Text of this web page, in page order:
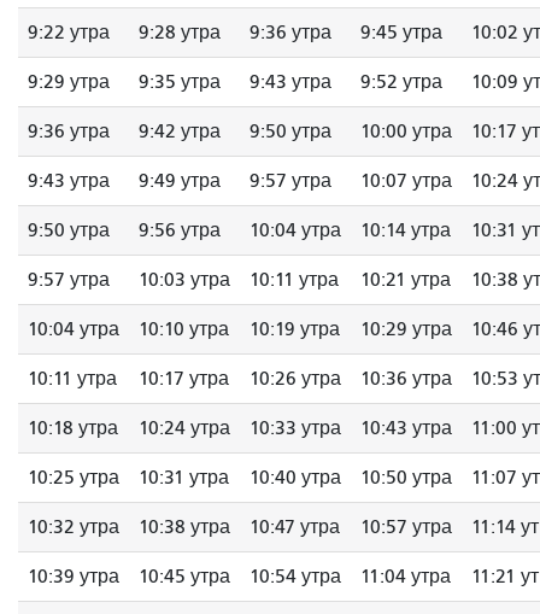
9:22 утра 9:28 утра 9:36 утра 9:45 утра 10:02
9:29 утра 9:35 утра 9:43 утра 9:52 утра 10:09
9:36 утра 9:42 утра 9:50 утра 10:00 утра 10:17
9:43 утра 9:49 утра 9:57 утра 10:07 утра 10:24
9:50 утра 9:56 утра 10:04 утра 10:14 утра 10:31
9:57 утра 10:03 утра 10:11 утра 10:21 утра 10:38
10:04 утра 10:10 утра 10:19 утра 10:29 утра 10:46
10:11 утра 10:17 утра 10:26 утра 10:36 утра 10:53
10:18 утра 10:24 утра 10:33 утра 10:43 утра 11:00
10:25 утра 10:31 утра 10:40 утра 10:50 утра 11:07
10:32 утра 10:38 утра 10:47 утра 10:57 утра 11:14
10:39 утра 10:45 утра 10:54 утра 11:04 утра 11:21